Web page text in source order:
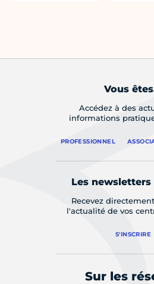
Vous
Accédez à des
informations
PROFESSIONNEL
Les newsletters
Recevez
l'actualité de vos
S'INSCRIRE
Sur les